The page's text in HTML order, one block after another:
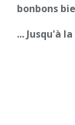
bonbons
... Jusqu'à